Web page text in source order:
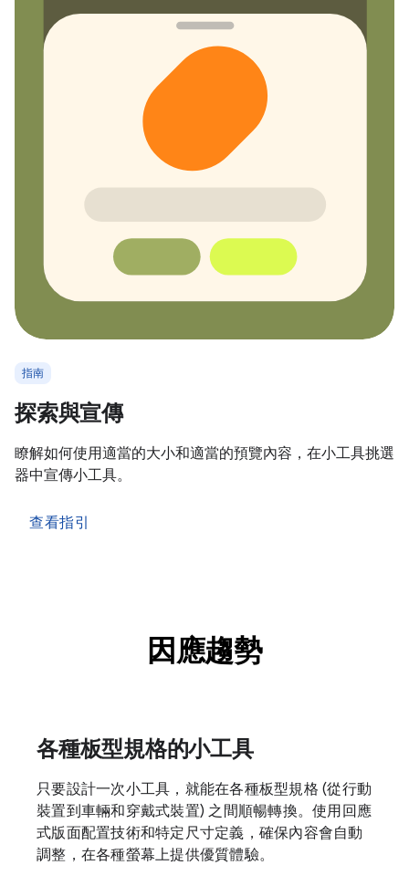
指南
探索與宣傳
瞭解如何使用適當的大小和適當的預覽內容，在小工具挑選
器中宣傳小工具。
查看指引
因應趨勢
各種板型規格的小工具
只要設計一次小工具，就能在各種板型規格 (從行動
裝置到車輛和穿戴式裝置) 之間順暢轉換。使用回應
式版面配置技術和特定尺寸定義，確保內容會自動
調整，在各種螢幕上提供優質體驗。